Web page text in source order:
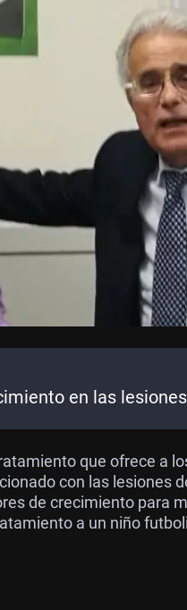
en las
que ofrece a
con las lesiones
de crecimiento para
a un niño